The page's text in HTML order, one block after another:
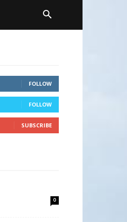
FOLLOW
FOLLOW
SUBSCRIBE
0